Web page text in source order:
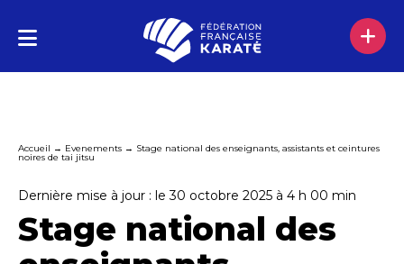
Accueil → Evenements → Stage national des enseignants, assistants et ceintures
noires de tai jitsu
Dernière mise à jour : le 30 octobre 2025 à 4 h 00 min
Stage national des